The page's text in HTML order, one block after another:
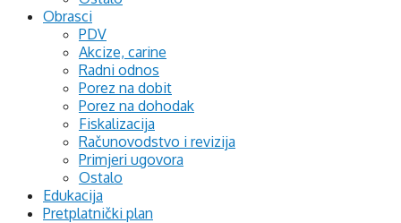
Obrasci
PDV
Akcize, carine
Radni odnos
Porez na dobit
Porez na dohodak
Fiskalizacija
Računovodstvo i revizija
Primjeri ugovora
Ostalo
Edukacija
Pretplatnički plan